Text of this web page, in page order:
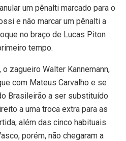
um pênalti marcado para o
e não marcar um pênalti a
no braço de Lucas Piton
tempo.
zagueiro Walter Kannemann,
com Mateus Carvalho e se
Brasileirão a ser substituído
a uma troca extra para as
além das cinco habituais.
porém, não chegaram a